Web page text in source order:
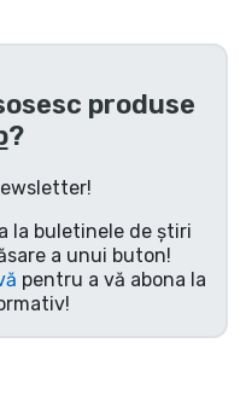
produse
?
la buletinele de știri
a unui buton!
pentru a vă abona la